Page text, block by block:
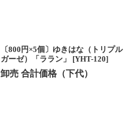
〔800円×5個〕ゆきはな（トリプル
ガーゼ）「ララン」
[YHT-120]
卸売 合計価格（下代）